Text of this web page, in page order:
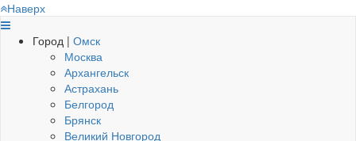
Наверх
Город | Омск
Москва
Архангельск
Астрахань
Белгород
Брянск
Великий Новгород